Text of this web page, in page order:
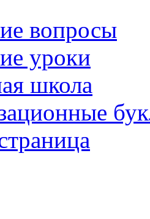
вопросы
уроки
школа